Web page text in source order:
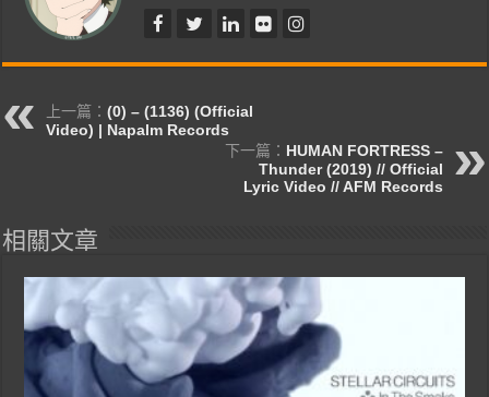
上一篇：(0) – (1136) (Official
Video) | Napalm Records
下一篇： HUMAN FORTRESS –
Thunder (2019) // Official
Lyric Video // AFM Records
相關文章